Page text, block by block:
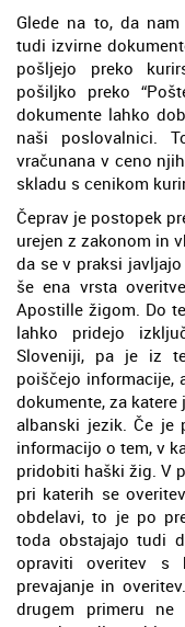
Glede na to, da
tudi izvirne
pošljejo preko
pošiljko preko
dokumente lahko
naši poslovalnici.
vračunana v ceno
skladu s cenikom
Čeprav je postopek
urejen z zakonom in
da se v praksi
še ena vrsta
Apostille žigom. Do
lahko pridejo
Sloveniji, pa je iz
poiščejo informacije,
dokumente, za
albanski jezik. Če je
informacijo o tem, v
pridobiti haški žig. V
pri katerih se
obdelavi, to je po
toda obstajajo tudi
opraviti overitev s
prevajanje in
drugem primeru ne